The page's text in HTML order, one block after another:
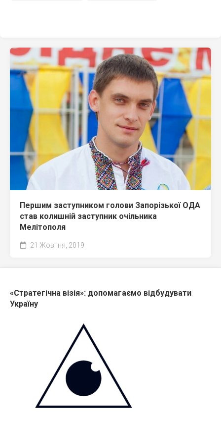
Першим заступником голови Запорізької ОДА
став колишній заступник очільника
Мелітополя
21 Жовтня, 2019
«Стратегічна візія»: допомагаємо відбудувати
Україну